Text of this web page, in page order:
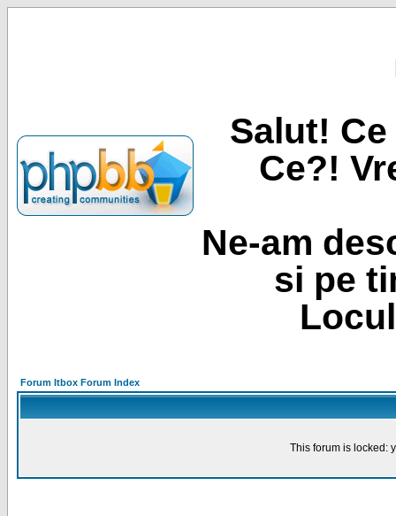
Salut!
Ce?!
Ne-am
si pe
Forum Itbox Forum Index
This forum is locked: